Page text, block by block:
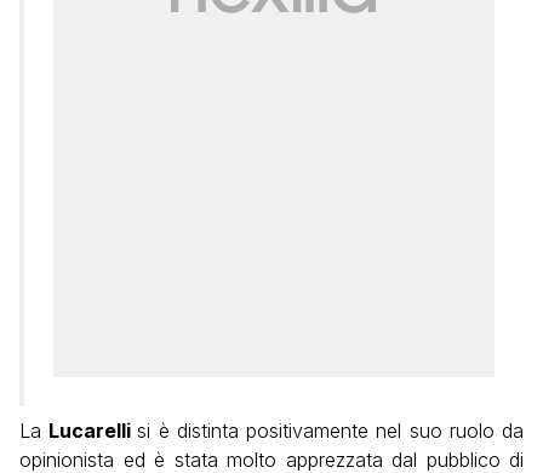
La Lucarellisi è distinta positivamente nel suo ruolo da
opinionista ed è stata molto apprezzata dal pubblico di